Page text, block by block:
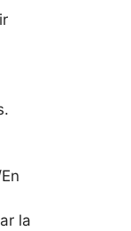
la